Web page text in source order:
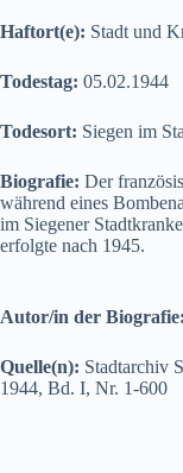
Haftort(e): Stadt und
Todestag: 05.02.1944
Todesort: Siegen im
Biografie: Der
während eines
im Siegener
erfolgte nach 1945.
Autor/in der Biografie:
Quelle(n): Stadtarchiv
1944, Bd. I, Nr. 1-600